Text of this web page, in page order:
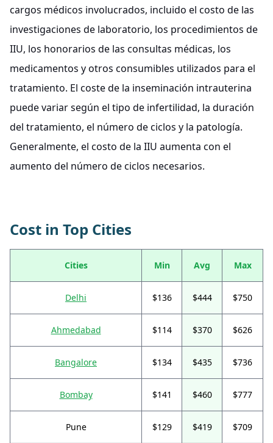
cargos médicos involucrados, incluido el costo de las
investigaciones de laboratorio, los procedimientos de
IIU, los honorarios de las consultas médicas, los
medicamentos y otros consumibles utilizados para el
tratamiento. El coste de la inseminación intrauterina
puede variar según el tipo de infertilidad, la duración
del tratamiento, el número de ciclos y la patología.
Generalmente, el costo de la IIU aumenta con el
aumento del número de ciclos necesarios.
Cost in Top Cities
Cities Min Avg Max
Delhi $136 $444 $750
Ahmedabad $114 $370 $626
Bangalore $134 $435 $736
Bombay $141 $460 $777
Pune $129 $419 $709